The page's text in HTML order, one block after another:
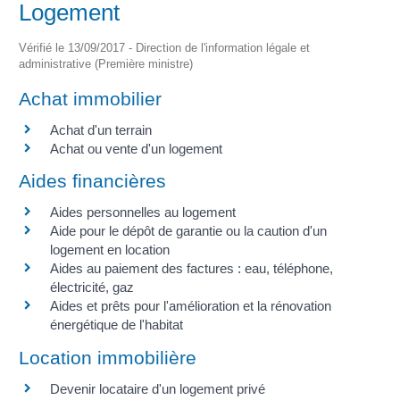
Logement
Vérifié le 13/09/2017 - Direction de l'information légale et
administrative (Première ministre)
Achat immobilier
Achat d'un terrain
Achat ou vente d'un logement
Aides financières
Aides personnelles au logement
Aide pour le dépôt de garantie ou la caution d'un
logement en location
Aides au paiement des factures : eau, téléphone,
électricité, gaz
Aides et prêts pour l'amélioration et la rénovation
énergétique de l'habitat
Location immobilière
Devenir locataire d'un logement privé